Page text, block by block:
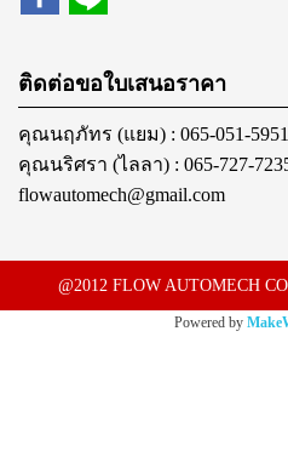
ติดต่อขอใบเสนอราคา
คุณนฤภัทร (แยม) : 065-051-5951
คุณนริศรา (ไลลา) : 065-727-
flowautomech@gmail.com
@2012 FLOW AUTOMECH
Powered by